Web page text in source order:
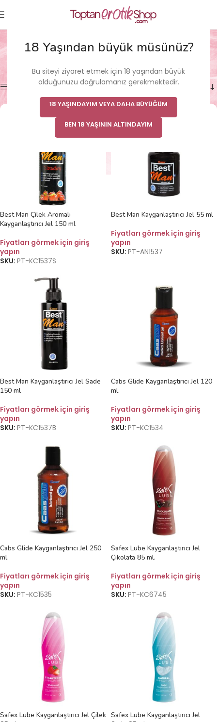
18 Yaşından büyük müsünüz?
Bu siteyi ziyaret etmek için 18 yaşından büyük
olduğunuzu doğrulamanız gerekmektedir.
18 YAŞINDAYIM VEYA DAHA BÜYÜĞÜM
BEN 18 YAŞININ ALTINDAYIM
Kayganlaştırıcı
Ana Sayfa Kadın Cinsel Sağlık Ürünü
17 sonucun tümü gösteriliyor
Kenar çubuğunu göster
Best Man Çilek Aromalı
Kayganlaştırıcı Jel 150 ml
Fiyatları görmek için giriş
yapın
SKU: PT-KC1537S
Best Man Kayganlaştırıcı Jel 55 ml
Fiyatları görmek için giriş
yapın
SKU: PT-AN1537
Best Man Kayganlaştırıcı Jel Sade
150 ml
Fiyatları görmek için giriş
yapın
SKU: PT-KC1537B
Cabs Glide Kayganlaştırıcı Jel 120
ml.
Fiyatları görmek için giriş
yapın
SKU: PT-KC1534
Cabs Glide Kayganlaştırıcı Jel 250
ml.
Fiyatları görmek için giriş
yapın
SKU: PT-KC1535
Safex Lube Kayganlaştırıcı Jel
Çikolata 85 ml.
Fiyatları görmek için giriş
yapın
SKU: PT-KC6745
Safex Lube Kayganlaştırıcı Jel Çilek Safex Lube Kayganlaştırıcı Jel